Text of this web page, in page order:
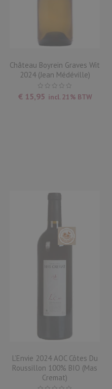
Château Boyrein Graves Wit
2024 (Jean Médéville)
€ 15,95 incl. 21% BTW
L’Envie 2024 AOC Côtes Du
Roussillon 100% BIO (Mas
Cremat)